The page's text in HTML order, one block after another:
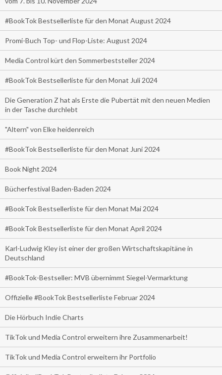
#BookTok Bestsellerliste für den Monat August 2024
Promi-Buch Top- und Flop-Liste: August 2024
Media Control kürt den Sommerbeststeller 2024
#BookTok Bestsellerliste für den Monat Juli 2024
Die Generation Z hat als Erste die Pubertät mit den neuen Medien
in der Tasche durchlebt
"Altern" von Elke heidenreich
#BookTok Bestsellerliste für den Monat Juni 2024
Book Night 2024
Bücherfestival Baden-Baden 2024
#BookTok Bestsellerliste für den Monat Mai 2024
#BookTok Bestsellerliste für den Monat April 2024
Karl-Ludwig Kley ist einer der großen Wirtschaftskapitäne in
Deutschland
#BookTok-Bestseller: MVB übernimmt Siegel-Vermarktung
Offizielle #BookTok Bestsellerliste Februar 2024
Die Hörbuch Indie Charts
TikTok und Media Control erweitern ihre Zusammenarbeit!
TikTok und Media Control erweitern ihr Portfolio